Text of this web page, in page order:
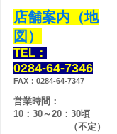
店舗案内（地
図）
TEL：
0284-64-7346
FAX：0284-64-7347
営業時間：
10：30～20：30頃
（不定）